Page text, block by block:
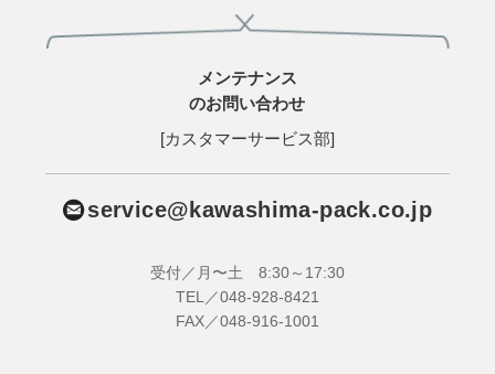
メンテナンス
のお問い合わせ
[カスタマーサービス部]
service@kawashima-pack.co.jp
受付／月〜土 8:30～17:30
TEL／048-928-8421
FAX／048-916-1001